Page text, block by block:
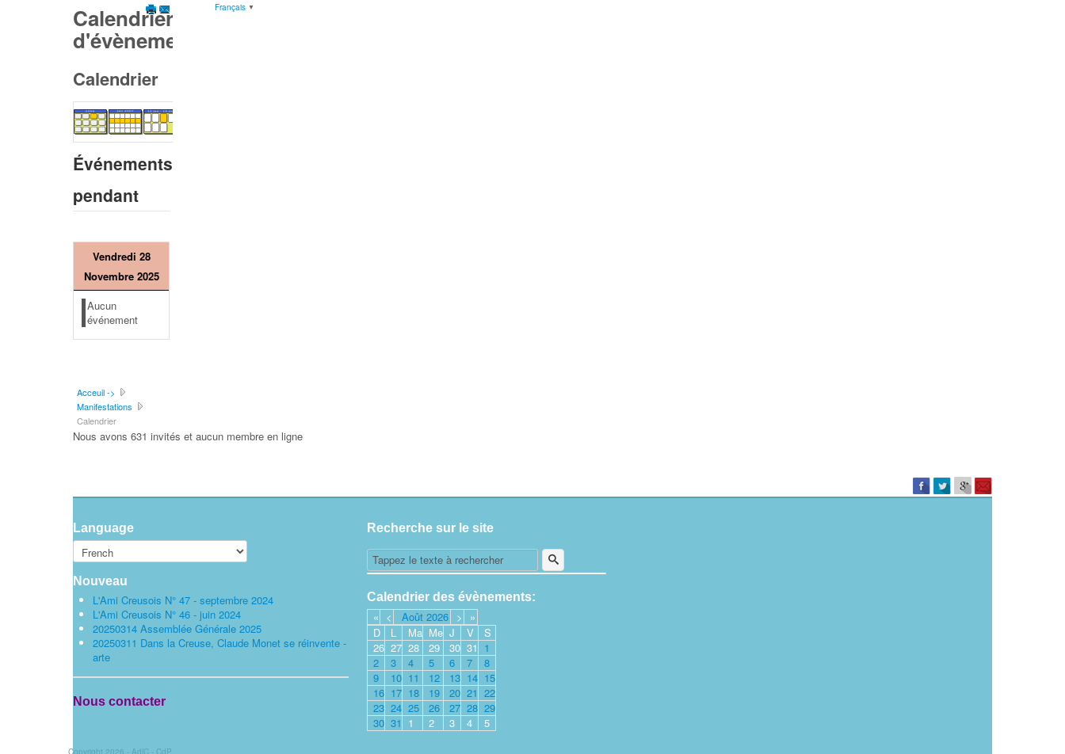
Copyright 2026 - AdlC - CdP
Calendrier
d'évènements
Calendrier
Événements
pendant
Vendredi 28
Novembre 2025
Aucun
événement
Acceuil ->
Manifestations
Calendrier
Français ▼
Nous avons 631 invités et aucun membre en ligne
Language
Nouveau
L'Ami Creusois N° 47 - septembre 2024
L'Ami Creusois N° 46 - juin 2024
20250314 Assemblée Générale 2025
20250311 Dans la Creuse, Claude Monet se réinvente -
arte
Nous contacter
Recherche sur le site
Calendrier des évènements:
« < Août 2026 >
»
D
L Ma Me J V
S
26 27 28 29 30 31 1
2
3 4 5 6 7
8
9
10 11 12 13 14 15
16 17 18 19 20 21 22
23 24 25 26 27 28 29
30 31 1 2 3 4 5